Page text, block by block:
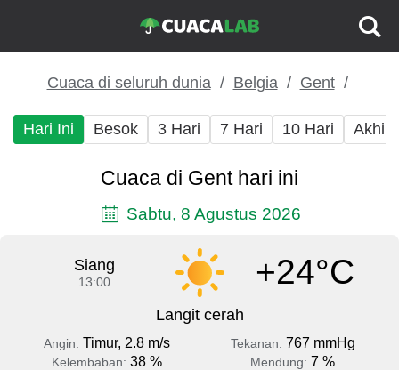
Cuaca di seluruh dunia Belgia Gent
Hari Ini Besok 3 Hari 7 Hari 10 Hari Akhir
Cuaca di Gent hari ini
Sabtu, 8 Agustus 2026
Siang
13:00 +24°C
Langit cerah
Angin: Timur, 2.8 m/s Tekanan: 767 mmHg
Kelembaban: 38 % Mendung: 7 %